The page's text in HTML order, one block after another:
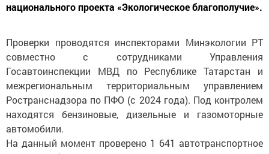
национального проекта «Экологическое благополучие».
Проверки проводятся инспекторами Минэкологии РТ
совместно с сотрудниками Управления
Госавтоинспекции МВД по Республике Татарстан и
межрегиональным территориальным управлением
Ространснадзора по ПФО (с 2024 года). Под контролем
находятся бензиновые, дизельные и газомоторные
автомобили.
На данный момент проверено 1 641 автотранспортное